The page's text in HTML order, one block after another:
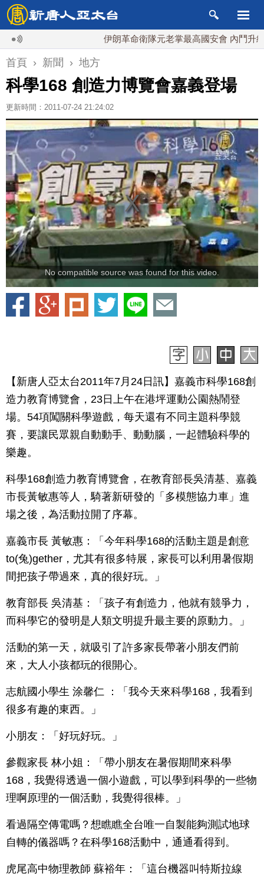
伊朗革命衛隊元老掌最高國安會 內鬥升級影響
首頁 › 新聞 › 地方
科學168 創造力博覽會嘉義登場
更新時間：2011-07-24 21:24:02
No compatible source was found for this video.
【新唐人亞太台2011年7月24日訊】嘉義市科學168創
造力教育博覽會，23日上午在港坪運動公園熱鬧登
場。54項闖關科學遊戲，每天還有不同主題科學競
賽，要讓民眾親自動動手、動動腦，一起體驗科學的
樂趣。
科學168創造力教育博覽會，在教育部長吳清基、嘉義
市長黃敏惠等人，騎著新研發的「多模態協力車」進
場之後，為活動拉開了序幕。
嘉義市長 黃敏惠：「今年科學168的活動主題是創意
to(兔)gether，尤其有很多特展，家長可以利用暑假期
間把孩子帶過來，真的很好玩。」
教育部長 吳清基：「孩子有創造力，他就有競爭力，
而科學它的發明是人類文明提升最主要的原動力。」
活動的第一天，就吸引了許多家長帶著小朋友們前
來，大人小孩都玩的很開心。
志航國小學生 涂馨仁 ：「我今天來科學168，我看到
很多有趣的東西。」
小朋友：「好玩好玩。」
參觀家長 林小姐：「帶小朋友在暑假期間來科學
168，我覺得透過一個小遊戲，可以學到科學的一些物
理啊原理的一個活動，我覺得很棒。」
看過隔空傳電嗎？想瞧瞧全台唯一自製能夠測試地球
自轉的儀器嗎？在科學168活動中，通通看得到。
虎尾高中物理教師 蘇裕年：「這台機器叫特斯拉線